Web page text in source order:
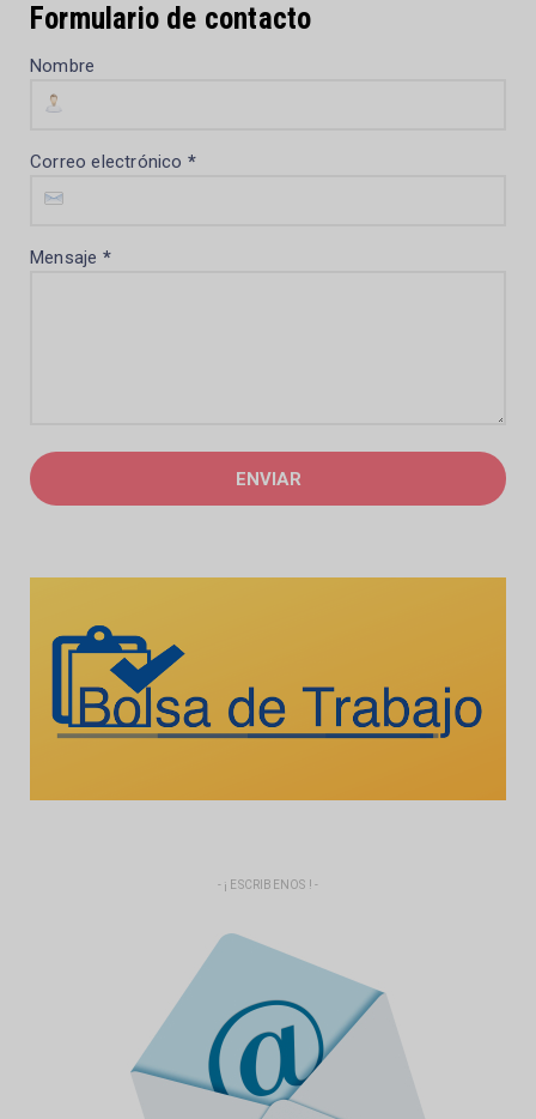
Formulario de contacto
Nombre
Correo electrónico *
Mensaje *
- ¡ ESCRIBENOS ! -